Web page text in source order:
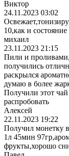
Виктор
24.11.2023 03:02
10,как и состояние
михаил
23.11.2023 21:15
Пили и проливами,
получились
раскрылся
думаю в более
Получили этот
распробовать
Алексей
22.11.2023 19:22
Получил монетку
1л 45мин
фрукты,хорошо